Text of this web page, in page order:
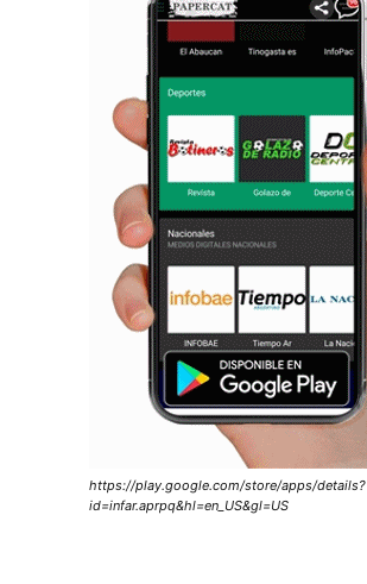
https://play.google.com/store/apps/details?
id=infar.aprpq&hl=en_US&gl=US